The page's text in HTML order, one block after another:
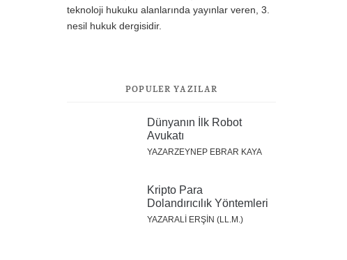
teknoloji hukuku alanlarında yayınlar veren, 3.
nesil hukuk dergisidir.
POPÜLER YAZILAR
Dünyanın İlk Robot
Avukatı
YAZARZEYNEP EBRAR KAYA
Kripto Para
Dolandırıcılık Yöntemleri
YAZARALI ERŞİN (LL.M.)